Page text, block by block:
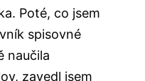
Poté, co jsem
spisovné
naučila
zavedl jsem